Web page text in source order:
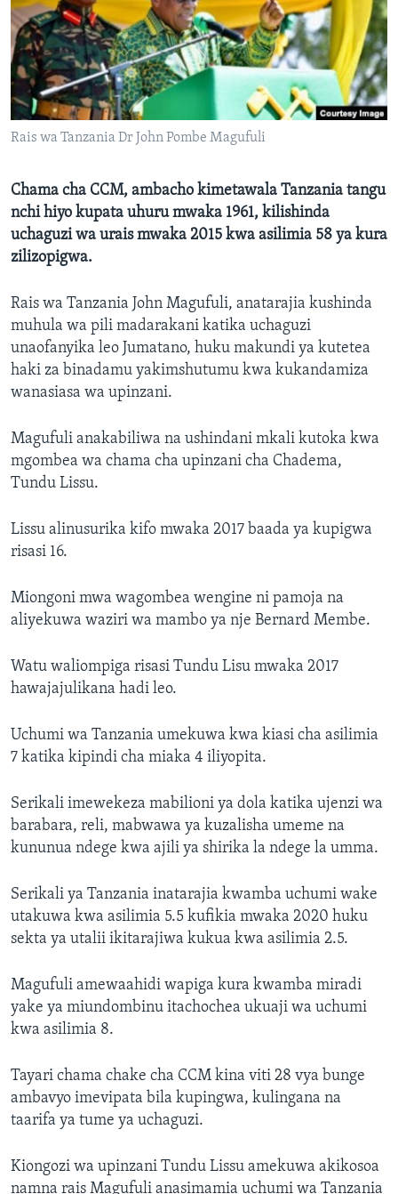
Rais wa Tanzania Dr John Pombe Magufuli
Chama cha CCM, ambacho kimetawala Tanzania tangu
nchi hiyo kupata uhuru mwaka 1961, kilishinda
uchaguzi wa urais mwaka 2015 kwa asilimia 58 ya kura
zilizopigwa.
Rais wa Tanzania John Magufuli, anatarajia kushinda
muhula wa pili madarakani katika uchaguzi
unaofanyika leo Jumatano, huku makundi ya kutetea
haki za binadamu yakimshutumu kwa kukandamiza
wanasiasa wa upinzani.
Magufuli anakabiliwa na ushindani mkali kutoka kwa
mgombea wa chama cha upinzani cha Chadema,
Tundu Lissu.
Lissu alinusurika kifo mwaka 2017 baada ya kupigwa
risasi 16.
Miongoni mwa wagombea wengine ni pamoja na
aliyekuwa waziri wa mambo ya nje Bernard Membe.
Watu waliompiga risasi Tundu Lisu mwaka 2017
hawajajulikana hadi leo.
Uchumi wa Tanzania umekuwa kwa kiasi cha asilimia
7 katika kipindi cha miaka 4 iliyopita.
Serikali imewekeza mabilioni ya dola katika ujenzi wa
barabara, reli, mabwawa ya kuzalisha umeme na
kununua ndege kwa ajili ya shirika la ndege la umma.
Serikali ya Tanzania inatarajia kwamba uchumi wake
utakuwa kwa asilimia 5.5 kufikia mwaka 2020 huku
sekta ya utalii ikitarajiwa kukua kwa asilimia 2.5.
Magufuli amewaahidi wapiga kura kwamba miradi
yake ya miundombinu itachochea ukuaji wa uchumi
kwa asilimia 8.
Tayari chama chake cha CCM kina viti 28 vya bunge
ambavyo imevipata bila kupingwa, kulingana na
taarifa ya tume ya uchaguzi.
Kiongozi wa upinzani Tundu Lissu amekuwa akikosoa
namna rais Magufuli anasimamia uchumi wa Tanzania